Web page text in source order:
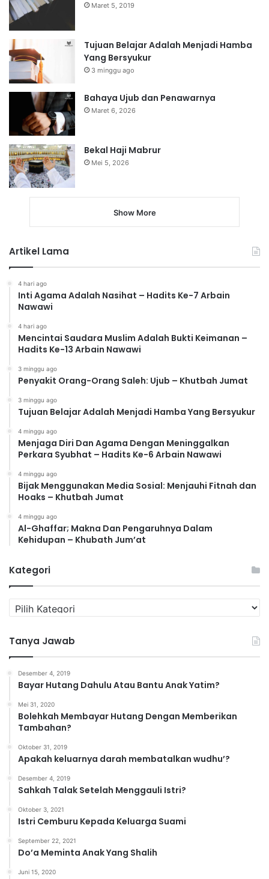
Maret 5, 2019
Tujuan Belajar Adalah Menjadi Hamba
Yang Bersyukur
3 minggu ago
Bahaya Ujub dan Penawarnya
Maret 6, 2026
Bekal Haji Mabrur
Mei 5, 2026
Show More
Artikel Lama
4 hari ago
Inti Agama Adalah Nasihat – Hadits Ke-7 Arbain
Nawawi
4 hari ago
Mencintai Saudara Muslim Adalah Bukti Keimanan –
Hadits Ke-13 Arbain Nawawi
3 minggu ago
Penyakit Orang-Orang Saleh: Ujub – Khutbah Jumat
3 minggu ago
Tujuan Belajar Adalah Menjadi Hamba Yang Bersyukur
4 minggu ago
Menjaga Diri Dan Agama Dengan Meninggalkan
Perkara Syubhat – Hadits Ke-6 Arbain Nawawi
4 minggu ago
Bijak Menggunakan Media Sosial: Menjauhi Fitnah dan
Hoaks – Khutbah Jumat
4 minggu ago
Al-Ghaffar; Makna Dan Pengaruhnya Dalam
Kehidupan – Khubath Jum’at
Kategori
a
e
g
Tanya Jawab
Desember 4, 2019
Bayar Hutang Dahulu Atau Bantu Anak Yatim?
Mei 31, 2020
Bolehkah Membayar Hutang Dengan Memberikan
Tambahan?
Oktober 31, 2019
Apakah keluarnya darah membatalkan wudhu’?
Desember 4, 2019
Sahkah Talak Setelah Menggauli Istri?
Oktober 3, 2021
Istri Cemburu Kepada Keluarga Suami
September 22, 2021
Do’a Meminta Anak Yang Shalih
Juni 15, 2020